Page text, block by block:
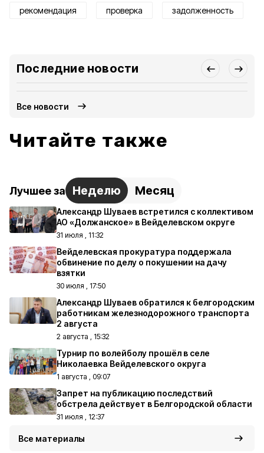
рекомендация проверка задолженность
Последние новости
Все новости
Читайте также
Лучшее за Неделю Месяц
Александр Шуваев встретился с коллективом
АО «Должанское» в Вейделевском округе
31 июля , 11:32
Вейделевская прокуратура поддержала
обвинение по делу о покушении на дачу
взятки
30 июля , 17:50
Александр Шуваев обратился к белгородским
работникам железнодорожного транспорта
2 августа
2 августа , 15:32
Турнир по волейболу прошёл в селе
Николаевка Вейделевского округа
1 августа , 09:07
Запрет на публикацию последствий
обстрела действует в Белгородской области
31 июля , 12:37
Все материалы